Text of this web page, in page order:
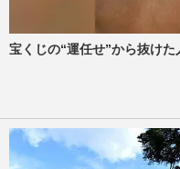
宝くじの“運任せ”から抜けた